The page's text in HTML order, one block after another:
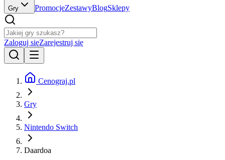
Gry PromocjeZestawyBlogSklepy
Zaloguj sięZarejestruj się
Cenograj.pl
Gry
Nintendo Switch
Daardoa